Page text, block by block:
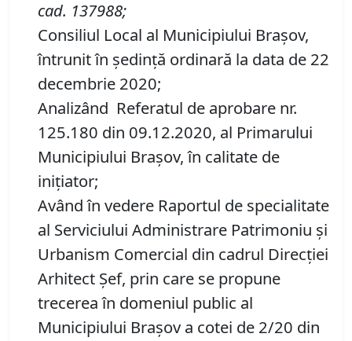
cad. 137988;
Consiliul Local al Municipiului Brașov,
întrunit în ședință ordinară la data de 22
decembrie 2020;
Analizând Referatul de aprobare nr.
125.180 din 09.12.2020, al Primarului
Municipiului Brașov, în calitate de
inițiator;
Având în vedere Raportul de specialitate
al Serviciului Administrare Patrimoniu şi
Urbanism Comercial din cadrul Direcției
Arhitect Șef, prin care se propune
trecerea în domeniul public al
Municipiului Braşov a cotei de 2/20 din